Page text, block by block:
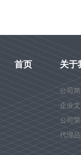
首页 关于
公司
企业
公司
代理